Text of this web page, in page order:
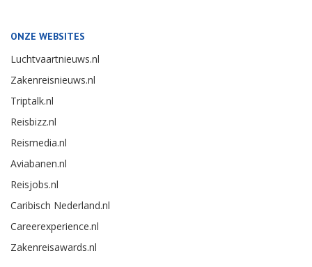
ONZE WEBSITES
Luchtvaartnieuws.nl
Zakenreisnieuws.nl
Triptalk.nl
Reisbizz.nl
Reismedia.nl
Aviabanen.nl
Reisjobs.nl
Caribisch Nederland.nl
Careerexperience.nl
Zakenreisawards.nl